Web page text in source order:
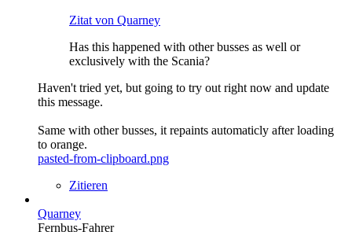
Zitat von Quarney
Has this happened with other busses as well or
exclusively with the Scania?
Haven't tried yet, but going to try out right now and update
this message.
Same with other busses, it repaints automaticly after loading
to orange.
pasted-from-clipboard.png
Zitieren
Quarney
Fernbus-Fahrer